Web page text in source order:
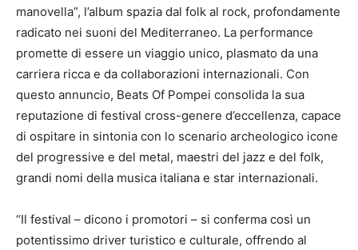
manovella”, l’album spazia dal folk al rock, profondamente
radicato nei suoni del Mediterraneo. La performance
promette di essere un viaggio unico, plasmato da una
carriera ricca e da collaborazioni internazionali. Con
questo annuncio, Beats Of Pompei consolida la sua
reputazione di festival cross-genere d’eccellenza, capace
di ospitare in sintonia con lo scenario archeologico icone
del progressive e del metal, maestri del jazz e del folk,
grandi nomi della musica italiana e star internazionali.
“Il festival – dicono i promotori – si conferma così un
potentissimo driver turistico e culturale, offrendo al